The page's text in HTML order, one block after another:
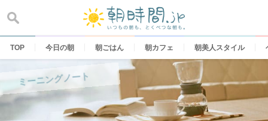
content
TOP 今日の朝 朝ごはん 朝カフェ 朝美人スタイル
ミーニングノート